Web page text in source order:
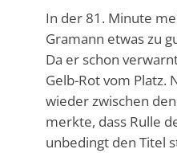
In der 81. Minute
Gramann etwas zu
Da er schon
Gelb-Rot vom Platz.
wieder zwischen
merkte, dass Rulle
unbedingt den Titel